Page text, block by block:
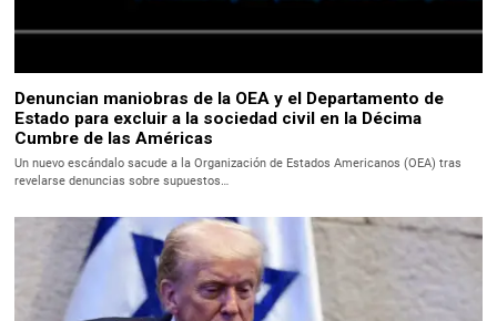
Denuncian maniobras de la OEA y el Departamento de
Estado para excluir a la sociedad civil en la Décima
Cumbre de las Américas
Un nuevo escándalo sacude a la Organización de Estados Americanos (OEA) tras
revelarse denuncias sobre supuestos…